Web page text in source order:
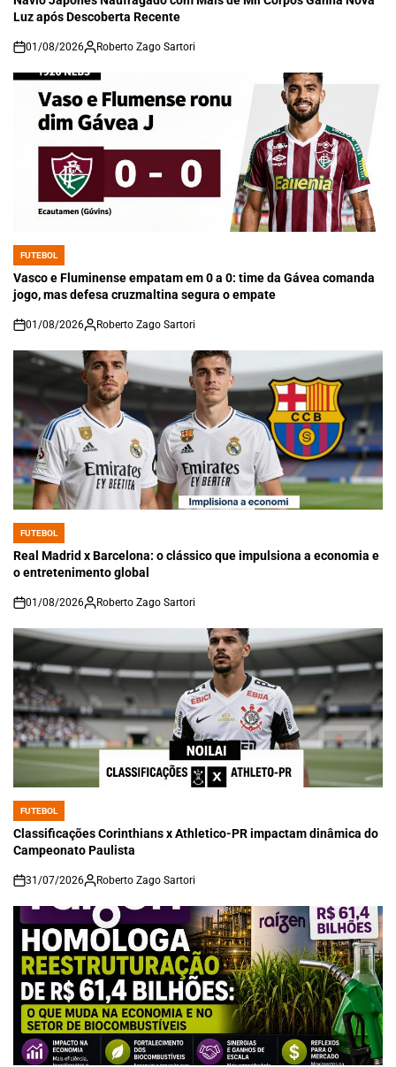
Luz após Descoberta Recente
on
01/08/2026 Roberto Zago Sartori
POSTED
IN
FUTEBOL
Vasco e Fluminense empatam em 0 a 0: time da Gávea comanda
jogo, mas defesa cruzmaltina segura o empate
on
01/08/2026 Roberto Zago Sartori
POSTED
IN
FUTEBOL
Real Madrid x Barcelona: o clássico que impulsiona a economia e
o entretenimento global
on
01/08/2026 Roberto Zago Sartori
POSTED
IN
FUTEBOL
Classificações Corinthians x Athletico-PR impactam dinâmica do
Campeonato Paulista
on
31/07/2026 Roberto Zago Sartori